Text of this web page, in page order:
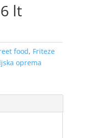
lt
food, Friteze
oprema